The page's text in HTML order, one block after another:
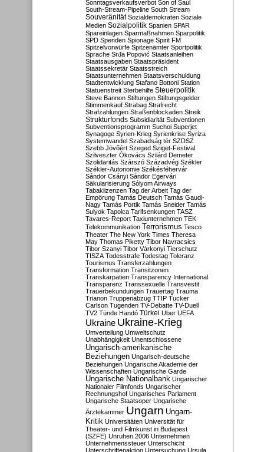
Sonntagsverkaufsverbot Son of Saul
South-Stream-Pipeline South Stream
Souveränität Sozialdemokraten Soziale
Medien Sozialpolitik Spanien SPAR
Spareinlagen Sparmaßnahmen Sparpolitik
SPD Spenden Spionage Spirit FM
Spitzelvorwürfe Spitzenämter Sportpolitik
Sprache Srđa Popović Staatsanleihen
Staatsausgaben Staatspräsident
Staatssekretär Staatsstreich
Staatsunternehmen Staatsverschuldung
Stadtentwicklung Stafano Bottoni Station
Statuenstreit Sterbehilfe Steuerpolitik
Steve Bannon Stiftungen Stiftungsgelder
Stimmenkauf Strabag Strafrecht
Strafzahlungen Straßenblockaden Streik
Strukturfonds Subsidiarität Subventionen
Subventionsprogramm Suchoi Superjet
Synagoge Syrien-Krieg Syrienkrise Syriza
Systemwandel Szabadság tér SZDSZ
Szebb Jövőért Szeged Sziget-Festival
Szilveszter Ókovács Szilárd Demeter
Szolidaritás Szárszó Századvég Székler
Székler-Autonomie Székésféhervár
Sándor Csányi Sándor Egervári
Säkularisierung Sólyom Airways
Tabaklizenzen Tag der Arbeit Tag der
Empörung Tamás Deutsch Tamás Gaudi-
Nagy Tamás Portik Tamás Sneider Tamás
Sulyok Tapolca Tarifsenkungen TASZ
Tavares-Report Taxiunternehmen TEK
Telekommunikation Terrorismus Tesco
Theater The New York Times Theresa
May Thomas Piketty Tibor Navracsics
Tibor Szanyi Tibor Várkonyi Tierschutz
TISZA Todesstrafe Todestag Toleranz
Tourismus Transferzahlungen
Transformation Transitzonen
Transkarpatien Transparency International
Transparenz Transsexuelle Transvestit
Trauerbekundungen Trauertag Trauma
Trianon Truppenabzug TTIP Tucker
Carlson Tugenden TV-Debatte TV-Duell
TV2 Tünde Handó Türkei Uber UEFA
Ukraine Ukraine-Krieg
Umverteilung Umweltschutz
Unabhängigkeit Unentschlossene
Ungarisch-amerikanische
Beziehungen Ungarisch-deutsche
Beziehungen Ungarische Akademie der
Wissenschaften Ungarische Garde
Ungarische Nationalbank Ungarischer
Nationaler Filmfonds Ungarischer
Rechnungshof Ungarisches Parlament
Ungarische Staatsoper Ungarische
Ärztekammer Ungarn Ungarn-
Kritik Universitäten Universität für
Theater- und Filmkunst in Budapest
(SZFE) Unruhen 2006 Unternehmen
Unternehmenssteuer Unterschicht
Unterschriftenaktion Untersuchung Ursula